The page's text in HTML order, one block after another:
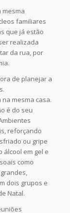
mesma
familiares
que já estão
realizada
da rua, por
de planejar a
mesma casa.
é do seu
reforçando
ou gripe
álcool em gel e
como
dois grupos e
Natal.